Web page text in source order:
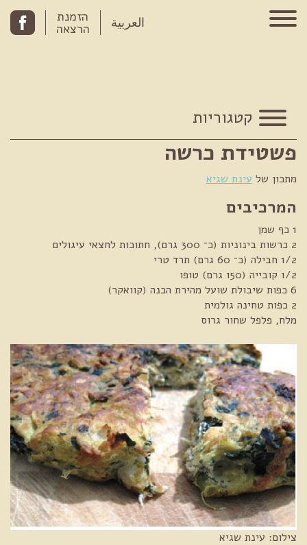
Skip to content
العربية הזמנת
הרצאה
קטגוריות
פשטידת כרשה
מתכון של עינת שגיא
המרכיבים
1 כף שמן
2 כרשות בינוניות (כ־ 300 גרם), חתוכות לחצאי עיגולים
1/2 חבילה (כ־ 60 גרם) תרד טרי
1/2 קובייה (150 גרם) טופו
6 כפות שיבולת שועל מהירת הכנה (קוואקר)
2 כפות טחינה גולמית
מלח, פלפל שחור גרוס
צילום: עינת שגיא